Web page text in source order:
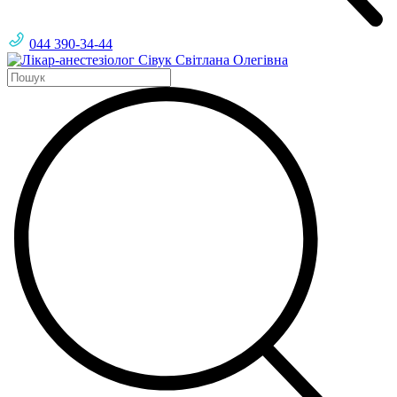
044 390-34-44